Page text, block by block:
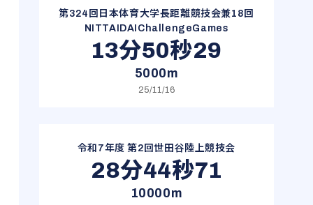
第324回日本体育大学長距離競技会兼18回
NITTAIDAIChallengeGames
13分50秒29
5000m
25/11/16
令和7年度 第2回世田谷陸上競技会
28分44秒71
10000m